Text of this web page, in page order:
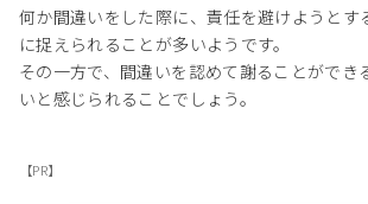
何か間違いをした際に、責任を避けようとす
に捉えられることが多いようです。
その一方で、間違いを認めて謝ることができ
いと感じられることでしょう。
【PR】